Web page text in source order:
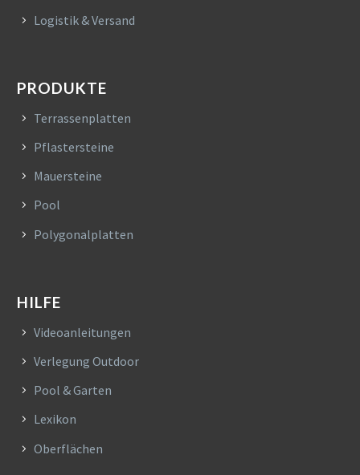
Logistik & Versand
PRODUKTE
Terrassenplatten
Pflastersteine
Mauersteine
Pool
Polygonalplatten
HILFE
Videoanleitungen
Verlegung Outdoor
Pool & Garten
Lexikon
Oberflächen